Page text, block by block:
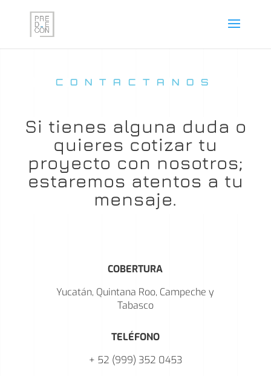
CONTACTANOS
Si tienes alguna duda o
quieres cotizar tu
proyecto con nosotros;
estaremos atentos a tu
mensaje.
COBERTURA
Yucatán, Quintana Roo, Campeche y
Tabasco
TELÉFONO
+ 52 (999) 352 0453